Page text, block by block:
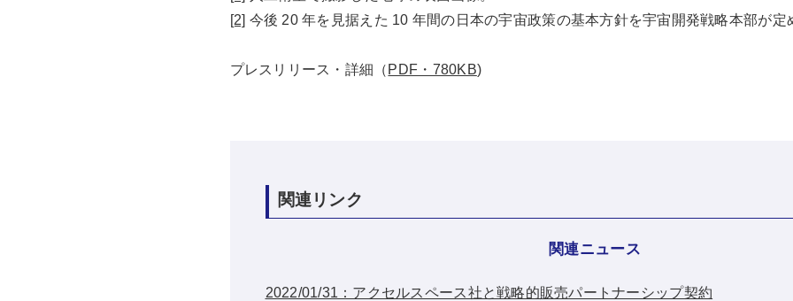
[2] 今後 20 年を見据えた 10 年間の日本の宇宙政策の基本方針を宇宙開発戦略本部が定
プレスリリース・詳細（ PDF・780KB)
関連リンク
関連ニュース
2022/01/31：アクセルスペース社と戦略的販売パートナーシップ契約